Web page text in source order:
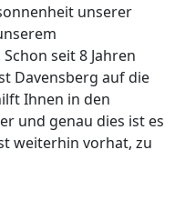
unserer
seit 8 Jahren
Davensberg auf die
Ihnen in den
und genau dies ist es
weiterhin vorhat, zu